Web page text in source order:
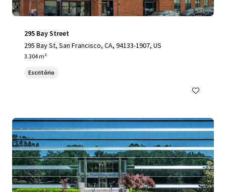
295 Bay Street
295 Bay St, San Francisco, CA, 94133-1907, US
3.304 m²
Escritório